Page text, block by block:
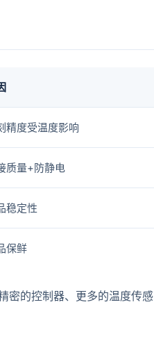
精度受温度影响
质量+防静电
稳定性
保鲜
的控制器、更多的温度传感